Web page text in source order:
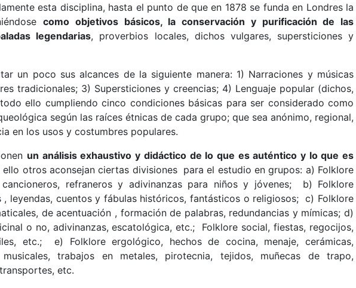
esta disciplina, hasta el punto de que en 1878 se funda en Londres la
como objetivos básicos, la conservación y purificación de las
legendarias, proverbios locales, dichos vulgares, supersticiones y
un poco sus alcances de la siguiente manera: 1) Narraciones y músicas
tradicionales; 3) Supersticiones y creencias; 4) Lenguaje popular (dichos,
ello cumpliendo cinco condiciones básicas para ser considerado como
según las raíces étnicas de cada grupo; que sea anónimo, regional,
en los usos y costumbres populares.
un análisis exhaustivo y didáctico de lo que es auténtico y lo que es
ello otros aconsejan ciertas divisiones para el estudio en grupos: a) Folklore
refraneros y adivinanzas para niños y jóvenes; b) Folklore
leyendas, cuentos y fábulas históricos, fantásticos o religiosos; c) Folklore
de acentuación , formación de palabras, redundancias y mímicas; d)
o no, adivinanzas, escatológica, etc.; Folklore social, fiestas, regocijos,
etc.; e) Folklore ergológico, hechos de cocina, menaje, cerámicas,
musicales, trabajos en metales, pirotecnia, tejidos, muñecas de trapo,
etc.